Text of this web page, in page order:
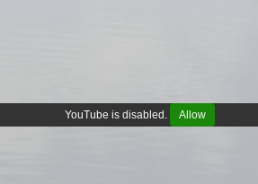
YouTube is disabled. Allow